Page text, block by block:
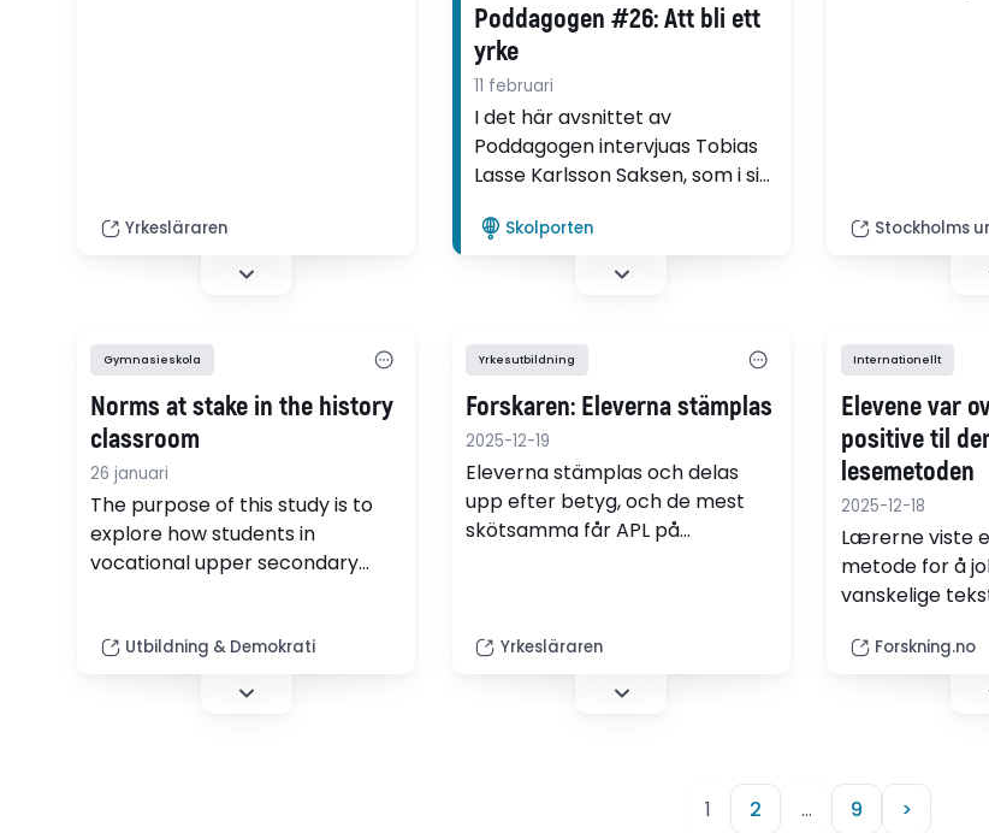
Yrkesläraren
Poddagogen #26: Att bli ett
yrke
11 februari
I det här avsnittet av
Poddagogen intervjuas Tobias
Lasse Karlsson Saksen, som i sin
yrkesidentitet formas i
utbildning och arbetsliv.
– och handlar om hur man
socialiseras in i ett yrke, vilka
normer som präglar processen
och vad som händer när
utbildningens ideal möter
verklighetens krav.
Skolporten
lärarutbildare
kommer att
Sverige.
Stockholms
Gymnasieskola
Norms at stake in the history
classroom
26 januari
The purpose of this study is to
explore how students in
vocational upper secondary
values, and gender during
history lessons that integrate
Relationship and Sexuality
Utbildning & Demokrati
Yrkesutbildning
Forskaren: Eleverna stämplas
2025-12-19
Eleverna stämplas och delas
upp efter betyg, och de mest
skötsamma får APL på
vill visa på ett gott rykte men en
del elever blev ändå utkickade
från APL", säger hon.
Yrkesläraren
Internationellt
Elevene var
positive til
lesemetoden
2025-12-18
Lærerne viste
metode for å
vanskelige
Forskning.no
1 2 … 9 >